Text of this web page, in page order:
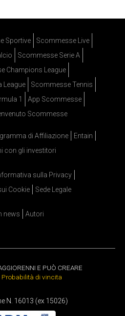
Sportive
Scommesse Live
Scommesse Serie A
Champions League
League
Scommesse Tennis
1
App Scommesse
Scommesse
di Affiliazione
Entain
con gli investitori
sulla Privacy
Cookie
Sede Legale
news Autori
E PUÒ CREARE
Probabilità di vincita
N. 16013 (ex 15026)